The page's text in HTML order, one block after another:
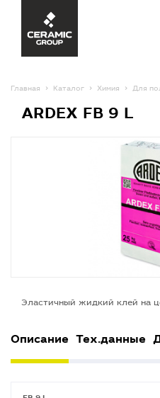
Главная Каталог Химия Для
ARDEX FB 9 L
Эластичный жидкий клей на
Описание Тех.данные